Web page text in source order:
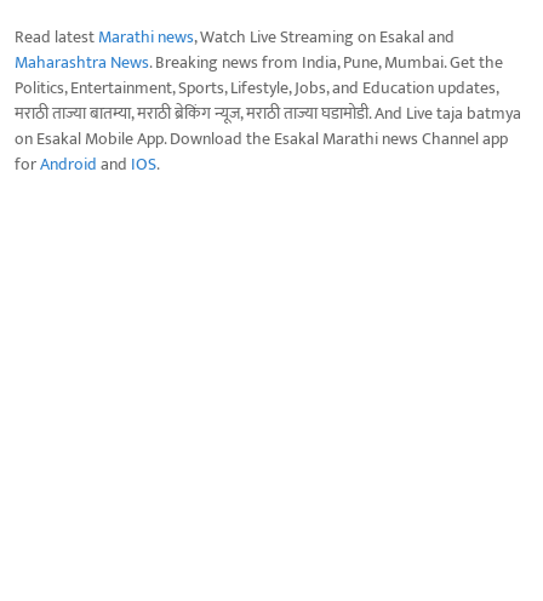
Read latestMarathi news, Watch Live Streaming on Esakal and
Maharashtra News. Breaking news from India, Pune, Mumbai. Get the
Politics, Entertainment, Sports, Lifestyle, Jobs, and Education updates,
मराठी ताज्या बातम्या, मराठी ब्रेकिंग न्यूज, मराठी ताज्या घडामोडी. And Live taja batmya
on Esakal Mobile App. Download the Esakal Marathi news Channel app
forAndroidand IOS.